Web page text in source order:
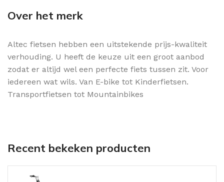
Over het merk
Altec fietsen hebben een uitstekende prijs-kwaliteit
verhouding. U heeft de keuze uit een groot aanbod
zodat er altijd wel een perfecte fiets tussen zit. Voor
iedereen wat wils. Van E-bike tot Kinderfietsen.
Transportfietsen tot Mountainbikes
Recent bekeken producten